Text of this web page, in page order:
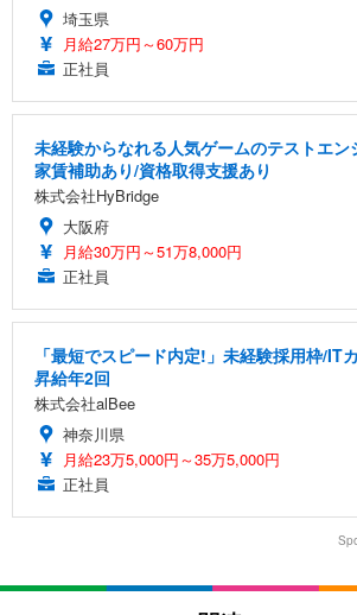
埼玉県
月給27万円～60万円
正社員
未経験からなれる人気ゲームのテストエン
家賃補助あり/資格取得支援あり
株式会社HyBridge
大阪府
月給30万円～51万8,000円
正社員
「最短でスピード内定!」未経験採用枠/IT
昇給年2回
株式会社alBee
神奈川県
月給23万5,000円～35万5,000円
正社員